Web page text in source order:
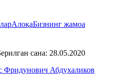
АлоқаБизнинг жамоа
сана: 28.05.2020
Фридунович Абдухаликов